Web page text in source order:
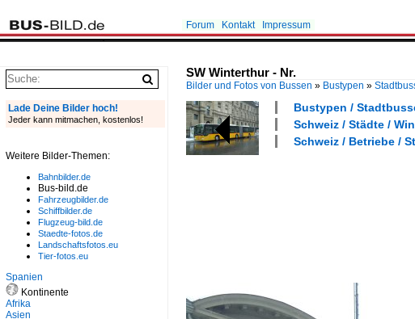
Forum Kontakt Impressum
SW Winterthur - Nr.
Bilder und Fotos von Bussen » Bustypen »
Bustypen /
Schweiz / Städte /
Schweiz / Betriebe /
Lade Deine Bilder hoch!
Jeder kann mitmachen, kostenlos!
Weitere Bilder-Themen:
Bahnbilder.de
Bus-bild.de
Fahrzeugbilder.de
Schiffbilder.de
Flugzeug-bild.de
Staedte-fotos.de
Landschaftsfotos.eu
Tier-fotos.eu
Spanien
Kontinente
Afrika
Asien